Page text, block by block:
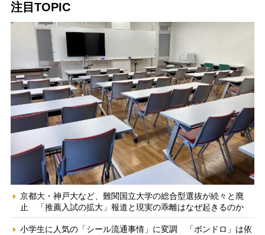
注目TOPIC
京都大・神戸大など、難関国立大学の総合型選抜が続々と廃
止 「推薦入試の拡大」報道と現実の乖離はなぜ起きるのか
小学生に人気の「シール流通事情」に変調 「ボンドロ」は依